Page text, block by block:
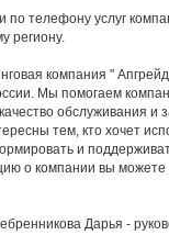
по телефону услуг
региону.
компания "
Мы помогаем
обслуживания и
тем, кто хочет
и
о компании вы можете
Дарья -